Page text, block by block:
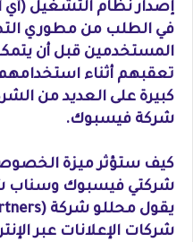
في الطلب من مطوري
المستخدمين قبل أن
تعقبهم أثناء
كبيرة على العديد من
شركة فيسبوك.
كيف ستؤثر ميزة
شركتي فيسبوك وسناب
شركات الإعلانات عبر